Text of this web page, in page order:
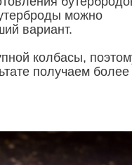
можно
вариант.
колбасы,
получаем более